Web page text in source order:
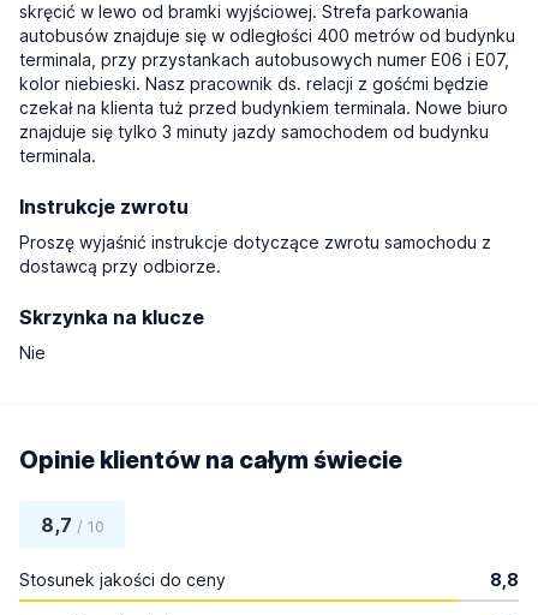
skręcić w lewo od bramki wyjściowej. Strefa parkowania
autobusów znajduje się w odległości 400 metrów od budynku
terminala, przy przystankach autobusowych numer E06 i E07,
kolor niebieski. Nasz pracownik ds. relacji z gośćmi będzie
czekał na klienta tuż przed budynkiem terminala. Nowe biuro
znajduje się tylko 3 minuty jazdy samochodem od budynku
terminala.
Instrukcje zwrotu
Proszę wyjaśnić instrukcje dotyczące zwrotu samochodu z
dostawcą przy odbiorze.
Skrzynka na klucze
Nie
Opinie klientów na całym świecie
8,7 / 10
Stosunek jakości do ceny 8,8